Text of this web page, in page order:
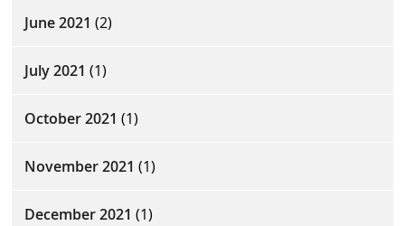
June 2021 (2)
July 2021 (1)
October 2021 (1)
November 2021 (1)
December 2021 (1)